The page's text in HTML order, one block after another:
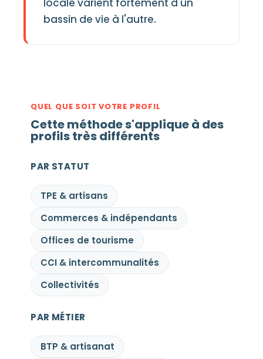
bassin de vie à l'autre.
QUEL QUE SOIT VOTRE PROFIL
Cette méthode s'applique à des
profils très différents
PAR STATUT
TPE & artisans
Commerces & indépendants
Offices de tourisme
CCI & intercommunalités
Collectivités
PAR MÉTIER
BTP & artisanat